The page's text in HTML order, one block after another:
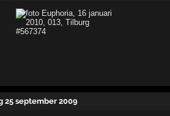
25 september 2009